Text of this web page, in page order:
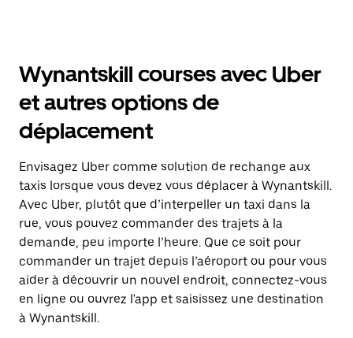
Wynantskill courses avec Uber
et autres options de
déplacement
Envisagez Uber comme solution de rechange aux
taxis lorsque vous devez vous déplacer à Wynantskill.
Avec Uber, plutôt que d’interpeller un taxi dans la
rue, vous pouvez commander des trajets à la
demande, peu importe l’heure. Que ce soit pour
commander un trajet depuis l’aéroport ou pour vous
aider à découvrir un nouvel endroit, connectez-vous
en ligne ou ouvrez l'app et saisissez une destination
à Wynantskill.